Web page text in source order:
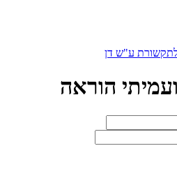
לתקשורת ע"ש דן
הוראה